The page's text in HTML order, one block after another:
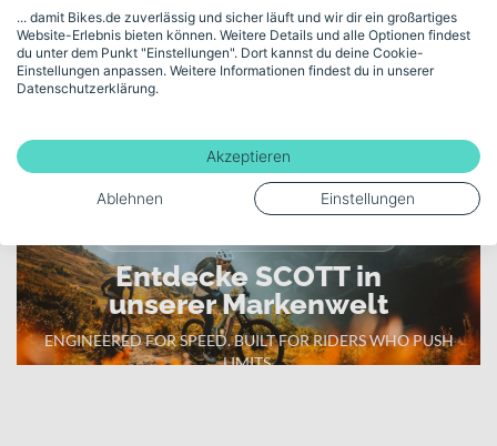
Akku-Kapazität (Wh)
600
Entdecke SCOTT in
unserer Markenwelt
ENGINEERED FOR SPEED. BUILT FOR RIDERS WHO PUSH
LIMITS.
... damit Bikes.de zuverlässig und sicher läuft und wir dir ein großartiges
Website-Erlebnis bieten können. Weitere Details und alle Optionen findest
du unter dem Punkt "Einstellungen". Dort kannst du deine Cookie-
Einstellungen anpassen. Weitere Informationen findest du in unserer
Datenschutzerklärung.
Akzeptieren
Ablehnen Einstellungen